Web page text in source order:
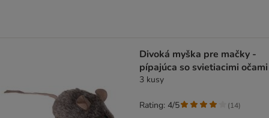
Divoká myška pre mačky -
pípajúca so svietiacimi očami
3 kusy
Rating: 4/5 (14)